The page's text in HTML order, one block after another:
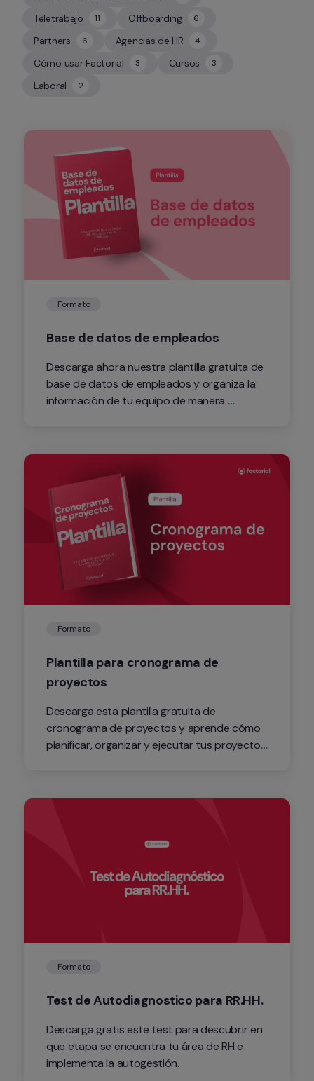
Teletrabajo 11
11 Offboarding 6
6
Partners 6
6 Agencias de HR 4
4
Cómo usar Factorial 3
3 Cursos 3
Laboral 2
Formato
Base de datos de empleados
Descarga ahora nuestra plantilla gratuita de
base de datos de empleados y organiza la
información de tu equipo de manera
Formato
Plantilla para cronograma de
proyectos
Descarga esta plantilla gratuita de
cronograma de proyectos y aprende cómo
planificar, organizar y ejecutar tus proyectos
asegúrate de cumplir con los plazos
Formato
Test de Autodiagnostico para RR.HH.
Descarga gratis este test para descubrir en
que etapa se encuentra tu área de RH e
implementa la autogestión.